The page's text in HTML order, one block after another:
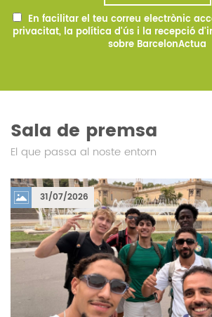
En facilitar el teu correu electrònic
privacitat, la política d'ús i la recepció
sobre BarcelonActua
Sala de premsa
El que passa al noste entorn
31/07/2026